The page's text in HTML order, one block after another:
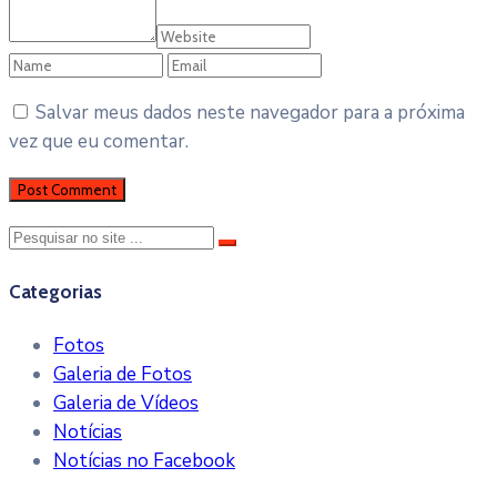
Salvar meus dados neste navegador para a próxima
vez que eu comentar.
Categorias
Fotos
Galeria de Fotos
Galeria de Vídeos
Notícias
Notícias no Facebook